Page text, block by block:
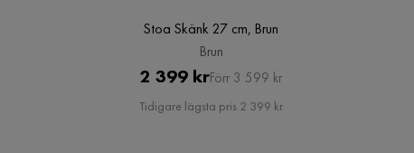
Stoa Skänk 27 cm, Brun
Brun
Pris
2 399 krOriginal
Pris
Förr 3 599 kr
Tidigare lägsta pris 2 399 kr